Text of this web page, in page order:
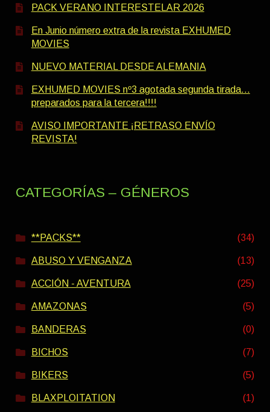
PACK VERANO INTERESTELAR 2026
En Junio número extra de la revista EXHUMED
MOVIES
NUEVO MATERIAL DESDE ALEMANIA
EXHUMED MOVIES nº3 agotada segunda tirada…
preparados para la tercera!!!!
AVISO IMPORTANTE ¡RETRASO ENVÍO
REVISTA!
CATEGORÍAS – GÉNEROS
**PACKS** (34)
ABUSO Y VENGANZA (13)
ACCIÓN - AVENTURA (25)
AMAZONAS (5)
BANDERAS (0)
BICHOS (7)
BIKERS (5)
BLAXPLOITATION (1)